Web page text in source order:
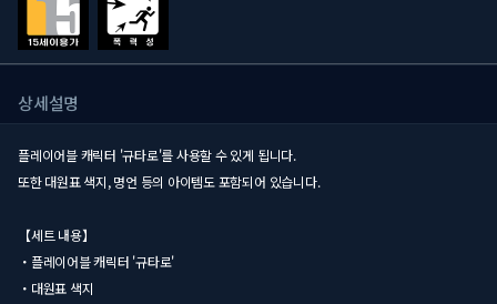
상세설명
플레이어블 캐릭터 '규타로'를 사용할 수 있게 됩니다.
또한 대원표 색지, 명언 등의 아이템도 포함되어 있습니다.
【세트 내용】
・플레이어블 캐릭터 '규타로'
・대원표 색지